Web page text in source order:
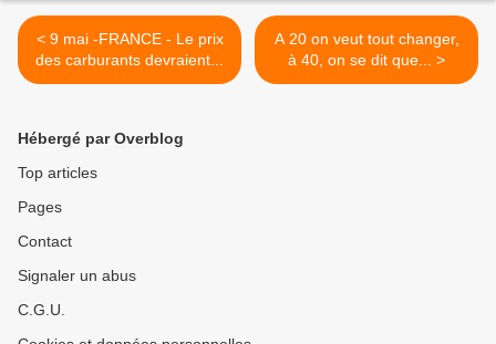
< 9 mai -FRANCE - Le prix
des carburants devraient...
A 20 on veut tout changer,
à 40, on se dit que... >
Hébergé par Overblog
Top articles
Pages
Contact
Signaler un abus
C.G.U.